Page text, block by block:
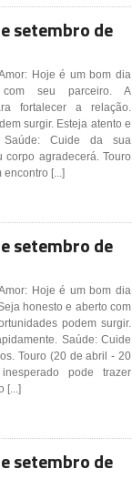
setembro de
Hoje é um bom dia
com seu parceiro. A
fortalecer a relação.
surgir. Esteja atento e
Saúde: Cuide da sua
agradecerá. Touro
[...]
setembro de
Hoje é um bom dia
honesto e aberto com
podem surgir.
Saúde: Cuide
Touro (20 de abril - 20
pode trazer
[...]
setembro de